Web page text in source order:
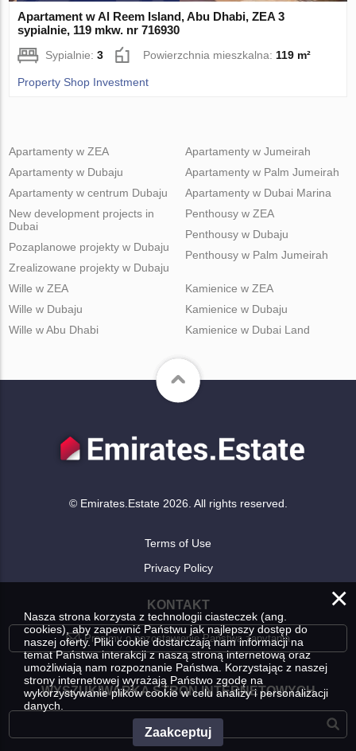
Apartament w Al Reem Island, Abu Dhabi, ZEA 3
sypialnie, 119 mkw. nr 716930
Sypialnie:3 Powierzchnia mieszkalna: 119 m²
Property Shop Investment
Apartamenty w ZEA
Apartamenty w Dubaju
Apartamenty w centrum Dubaju
Apartamenty w Jumeirah
Apartamenty w Palm Jumeirah
Apartamenty w Dubai Marina
New development projects in
Dubai
Pozaplanowe projekty w Dubaju
Zrealizowane projekty w Dubaju
Penthousy w ZEA
Penthousy w Dubaju
Penthousy w Palm Jumeirah
Wille w ZEA
Wille w Dubaju
Wille w Abu Dhabi
Kamienice w ZEA
Kamienice w Dubaju
Kamienice w Dubai Land
© Emirates.Estate 2026. All rights reserved.
Terms of Use
Privacy Policy
KONTAKT
Prosimy o pozostawienie Państwa zapytania
WYSZUKIWARKA STRON INTERNETOWYCH
×
Nasza strona korzysta z technologii ciasteczek (ang.
cookies), aby zapewnić Państwu jak najlepszy dostęp do
naszej oferty. Pliki cookie dostarczają nam informacji na
temat Państwa interakcji z naszą stroną internetową oraz
umożliwiają nam rozpoznanie Państwa. Korzystając z naszej
strony internetowej wyrażają Państwo zgodę na
wykorzystywanie plików cookie w celu analizy i personalizacji
danych.
Zaakceptuj